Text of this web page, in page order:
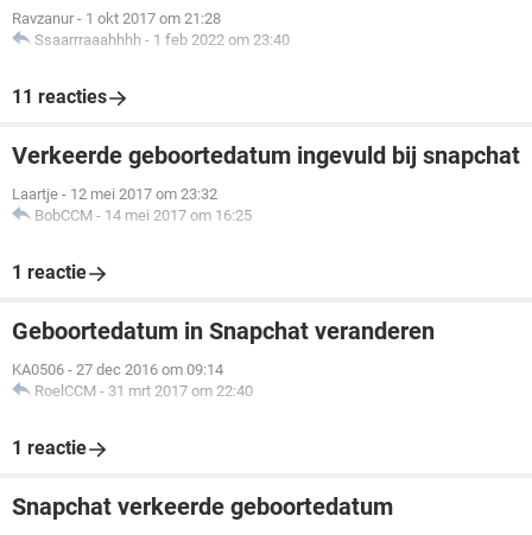
Ravzanur - 1 okt 2017 om 21:28
Ssaarrraaahhhh - 1 feb 2022 om 23:40
11 reacties
Verkeerde geboortedatum ingevuld bij snapchat
Laartje - 12 mei 2017 om 23:32
BobCCM - 14 mei 2017 om 16:25
1 reactie
Geboortedatum in Snapchat veranderen
KA0506 - 27 dec 2016 om 09:14
RoelCCM - 31 mrt 2017 om 22:40
1 reactie
Snapchat verkeerde geboortedatum